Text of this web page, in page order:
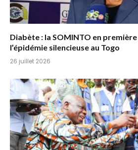
Diabète : la SOMINTO en
l’épidémie silencieuse au Togo
26 juillet 2026